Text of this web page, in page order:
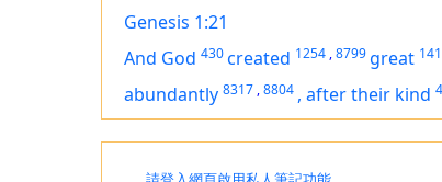
Genesis 1:21
And God 430created 1254 ,8799 great
abundantly 8317 ,8804 , after their kind